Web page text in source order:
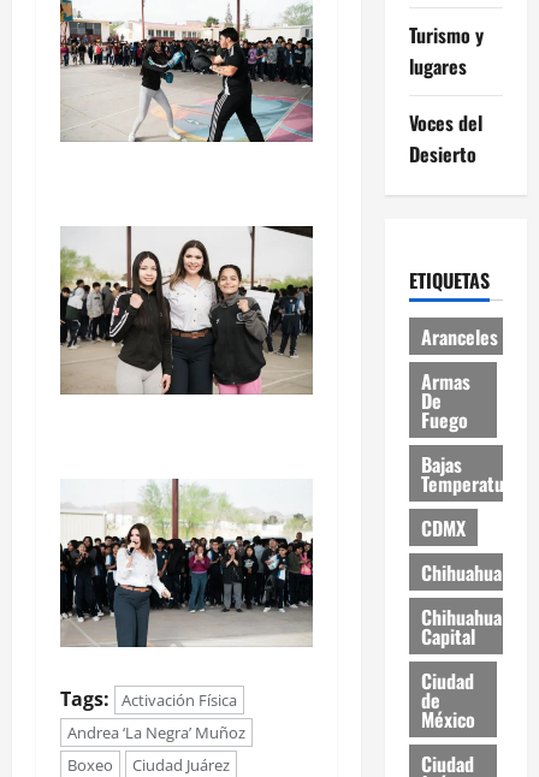
Tags:
Activación Física
Andrea ‘La Negra’ Muñoz
Boxeo
Ciudad Juárez
Turismo y
lugares
Voces del
Desierto
ETIQUETAS
Aranceles
Armas
De
Fuego
Bajas
Temperaturas
CDMX
Chihuahua
Chihuahua
Capital
Ciudad
de
México
Ciudad